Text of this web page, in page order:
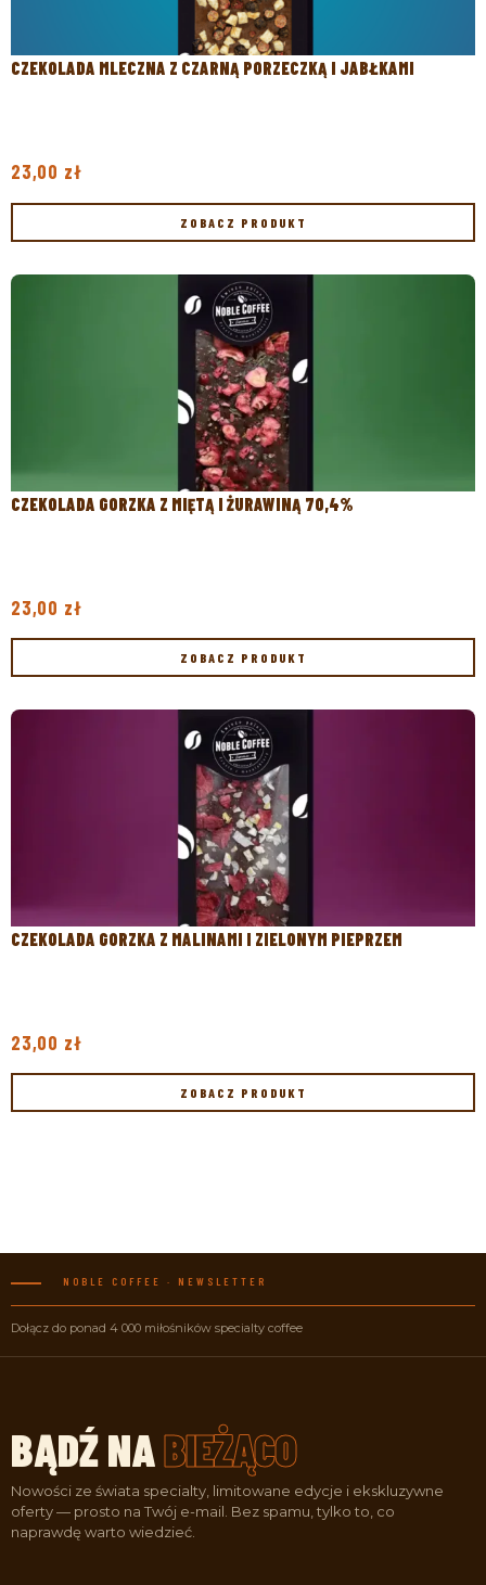
CZEKOLADA MLECZNA Z CZARNĄ PORZECZKĄ I JABŁKAMI
23,00 zł
ZOBACZ PRODUKT
CZEKOLADA GORZKA Z MIĘTĄ I ŻURAWINĄ 70,4%
23,00 zł
ZOBACZ PRODUKT
CZEKOLADA GORZKA Z MALINAMI I ZIELONYM PIEPRZEM
23,00 zł
ZOBACZ PRODUKT
NOBLE COFFEE · NEWSLETTER
Dołącz do ponad 4 000 miłośników specialty coffee
BĄDŹNABIEŻĄCO
Nowości ze świata specialty, limitowane edycje i ekskluzywne
oferty — prosto na Twój e-mail. Bez spamu, tylko to, co
naprawdę warto wiedzieć.